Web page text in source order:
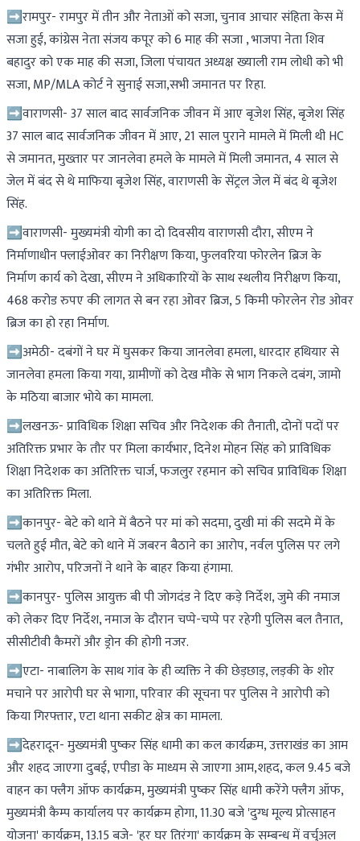
➡रामपुर- रामपुर में तीन और नेताओं को सजा, चुनाव आचार संहिता केस में
सजा हुई, कांग्रेस नेता संजय कपूर को 6 माह की सजा , भाजपा नेता शिव
बहादुर को एक माह की सजा, जिला पंचायत अध्यक्ष ख्याली राम लोधी को भी
सजा, MP/MLA कोर्ट ने सुनाई सजा,सभी जमानत पर रिहा.
➡वाराणसी- 37 साल बाद सार्वजनिक जीवन में आए बृजेश सिंह, बृजेश सिंह
37 साल बाद सार्वजनिक जीवन में आए, 21 साल पुराने मामले में मिली थी HC
से जमानत, मुख्तार पर जानलेवा हमले के मामले में मिली जमानत, 4 साल से
जेल में बंद से थे माफिया बृजेश सिंह, वाराणसी के सेंट्रल जेल में बंद थे बृजेश
सिंह.
➡वाराणसी- मुख्यमंत्री योगी का दो दिवसीय वाराणसी दौरा, सीएम ने
निर्माणाधीन फ्लाईओवर का निरीक्षण किया, फुलवरिया फोरलेन ब्रिज के
निर्माण कार्य को देखा, सीएम ने अधिकारियों के साथ स्थलीय निरीक्षण किया,
468 करोड रुपए की लागत से बन रहा ओवर ब्रिज, 5 किमी फोरलेन रोड ओवर
ब्रिज का हो रहा निर्माण.
➡अमेठी- दबंगों ने घर में घुसकर किया जानलेवा हमला, धारदार हथियार से
जानलेवा हमला किया गया, ग्रामीणों को देख मौके से भाग निकले दबंग, जामो
के मठिया बाजार भोये का मामला.
➡लखनऊ- प्राविधिक शिक्षा सचिव और निदेशक की तैनाती, दोनों पदों पर
अतिरिक्त प्रभार के तौर पर मिला कार्यभार, दिनेश मोहन सिंह को प्राविधिक
शिक्षा निदेशक का अतिरिक्त चार्ज, फजलुर रहमान को सचिव प्राविधिक शिक्षा
का अतिरिक्त मिला.
➡कानपुर- बेटे को थाने में बैठने पर मां को सदमा, दुखी मां की सदमे में के
चलते हुई मौत, बेटे को थाने में जबरन बैठाने का आरोप, नर्वल पुलिस पर लगे
गंभीर आरोप, परिजनों ने थाने के बाहर किया हंगामा.
➡कानपुर- पुलिस आयुक्त बी पी जोगदंड ने दिए कड़े निर्देश, जुमे की नमाज
को लेकर दिए निर्देश, नमाज के दौरान चप्पे-चप्पे पर रहेगी पुलिस बल तैनात,
सीसीटीवी कैमरों और ड्रोन की होगी नजर.
➡एटा- नाबालिग के साथ गांव के ही व्यक्ति ने की छेड़छाड़, लड़की के शोर
मचाने पर आरोपी घर से भागा, परिवार की सूचना पर पुलिस ने आरोपी को
किया गिरफ्तार, एटा थाना सकीट क्षेत्र का मामला.
➡देहरादून- मुख्यमंत्री पुष्कर सिंह धामी का कल कार्यक्रम, उत्तराखंड का आम
और शहद जाएगा दुबई, एपीडा के माध्यम से जाएगा आम,शहद, कल 9.45 बजे
वाहन का फ्लैग ऑफ कार्यक्रम, मुख्यमंत्री पुष्कर सिंह धामी करेंगे फ्लैग ऑफ,
मुख्यमंत्री कैम्प कार्यालय पर कार्यक्रम होगा, 11.30 बजे 'दुग्ध मूल्य प्रोत्साहन
योजना' कार्यक्रम, 13.15 बजे- 'हर घर तिरंगा' कार्यक्रम के सम्बन्ध में वर्चुअल